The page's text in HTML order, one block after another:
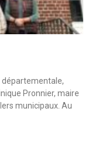
départementale,
Pronnier, maire
municipaux. Au